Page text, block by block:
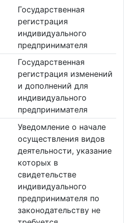
Государственная
регистрация
индивидуального
предпринимателя
Государственная
регистрация изменений
и дополнений для
индивидуального
предпринимателя
Уведомление о начале
осуществления видов
деятельности, указание
которых в
свидетельстве
индивидуального
предпринимателя по
законодательству не